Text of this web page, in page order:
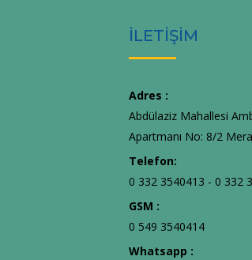
İLETİŞİM
Adres :
Abdülaziz Mahallesi
Apartmanı No: 8/2
Telefon:
0 332 3540413 - 0 332
GSM :
0 549 3540414
Whatsapp :